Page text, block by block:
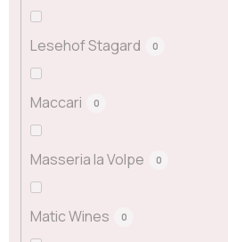
Lesehof Stagard 0
Maccari 0
Masseria la Volpe 0
Matic Wines 0